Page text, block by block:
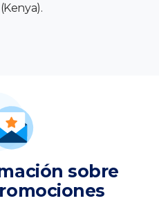
sobre